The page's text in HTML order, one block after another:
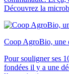
Découvrez la
Coop AgroBio, une
Pour souligner ses
fondées il y a une